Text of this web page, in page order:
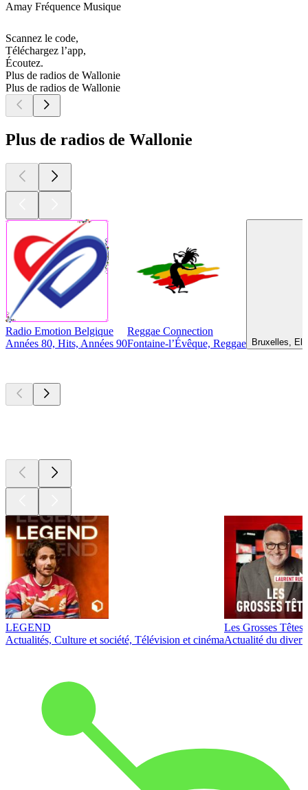
Amay Fréquence Musique
Scannez le code,
Téléchargez l’app,
Écoutez.
Plus de radios de Wallonie
Plus de radios de Wallonie
Plus de radios de Wallonie
Radio Emotion Belgique
Années 80, Hits, Années 90
Reggae Connection
Fontaine-l’Évêque, Reggae
Bruxelles,
LEGEND
Actualités, Culture et société, Télévision et cinéma
Les Grosses Têtes
Actualité du